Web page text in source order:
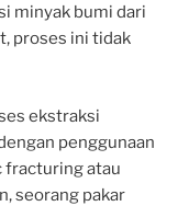
minyak bumi dari
proses ini tidak
ekstraksi
penggunaan
fracturing atau
seorang pakar